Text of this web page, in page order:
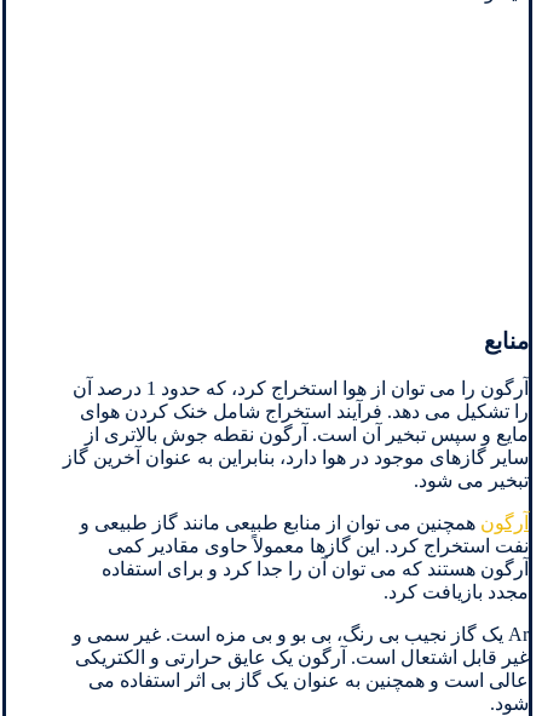
منابع
آرگون را می توان از هوا استخراج کرد، که حدود 1 درصد آن
را تشکیل می دهد. فرآیند استخراج شامل خنک کردن هوای
مایع و سپس تبخیر آن است. آرگون نقطه جوش بالاتری از
سایر گازهای موجود در هوا دارد، بنابراین به عنوان آخرین گاز
تبخیر می شود.
آرگون همچنین می توان از منابع طبیعی مانند گاز طبیعی و
نفت استخراج کرد. این گازها معمولاً حاوی مقادیر کمی
آرگون هستند که می توان آن را جدا کرد و برای استفاده
مجدد بازیافت کرد.
Ar یک گاز نجیب بی رنگ، بی بو و بی مزه است. غیر سمی و
غیر قابل اشتعال است. آرگون یک عایق حرارتی و الکتریکی
عالی است و همچنین به عنوان یک گاز بی اثر استفاده می
شود.